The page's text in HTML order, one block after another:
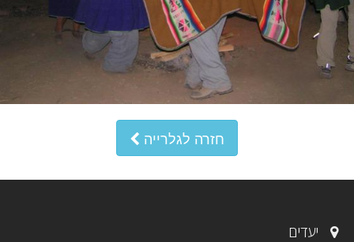
חזרה לגלרייה
יעדים